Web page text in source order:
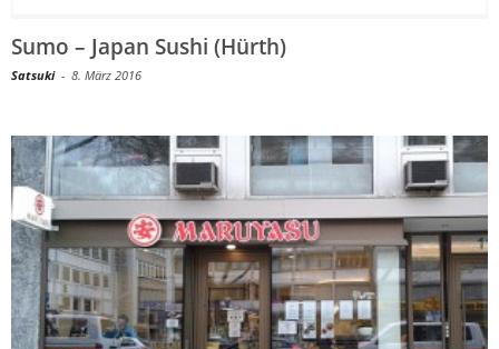
Sumo – Japan Sushi (Hürth)
Satsuki - 8. März 2016